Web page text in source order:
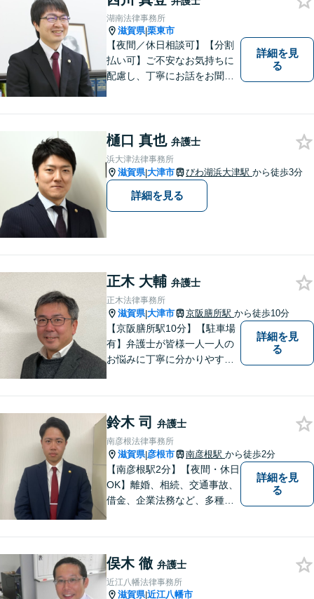
湖南法律事務所
滋賀県|栗東市
【夜間／休日相談可】【分割
払い可】ご不安なお気持ちに
配慮し、丁寧にお話をお聞き
詳細を見
る
樋口 真也 弁護士
浜大津法律事務所
滋賀県|大津市 びわ湖浜大津駅 から徒歩3分
詳細を見る
正木 大輔 弁護士
正木法律事務所
滋賀県|大津市 京阪膳所駅 から徒歩10分
【京阪膳所駅10分】【駐車場
有】弁護士が皆様一人一人の
お悩みに丁寧に分かりやすく
進できることがございます。
どうぞ当事務所にご相談くだ
さい。
詳細を見
る
鈴木 司 弁護士
南彦根法律事務所
滋賀県|彦根市 南彦根駅 から徒歩2分
【南彦根駅2分】【夜間・休日
OK】離婚、相続、交通事故、
借金、企業法務など、多種多
をモットーに、皆様それぞれ
に合った解決を図ってまいり
ます。お気軽にご相談くださ
詳細を見
る
俣木 徹 弁護士
近江八幡法律事務所
滋賀県|近江八幡市